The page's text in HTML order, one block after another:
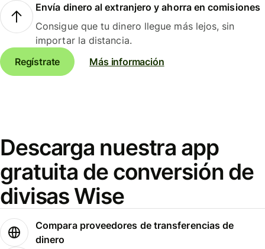
Envía dinero al extranjero y ahorra en comisiones
Consigue que tu dinero llegue más lejos, sin
importar la distancia.
Regístrate
Más información
Descarga nuestra app
gratuita de conversión de
divisas Wise
Compara proveedores de transferencias de
dinero